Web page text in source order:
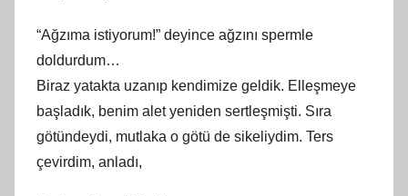
“Ağzıma istiyorum!” deyince ağzını spermle
doldurdum…
Biraz yatakta uzanıp kendimize geldik. Elleşmeye
başladık, benim alet yeniden sertleşmişti. Sıra
götündeydi, mutlaka o götü de sikeliydim. Ters
çevirdim, anladı,